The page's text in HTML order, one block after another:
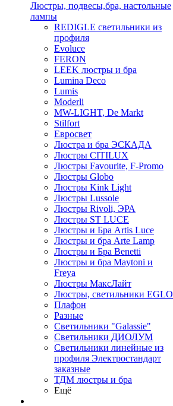
Люстры, подвесы,бра, настольные
лампы
REDIGLE светильники из
профиля
Evoluce
FERON
LEEK люстры и бра
Lumina Deco
Lumis
Moderli
MW-LIGHT, De Markt
Stilfort
Евросвет
Люстра и бра ЭСКАДА
Люстры CITILUX
Люстры Favourite, F-Promo
Люстры Globo
Люстры Kink Light
Люстры Lussole
Люстры Rivoli, ЭРА
Люстры ST LUCE
Люстры и Бра Artis Luce
Люстры и бра Arte Lamp
Люстры и Бра Benetti
Люстры и бра Maytoni и
Freya
Люстры МаксЛайт
Люстры, светильники EGLO
Плафон
Разные
Светильники "Galassie"
Светильники ДИОЛУМ
Светильники линейные из
профиля Электростандарт
заказные
ТДМ люстры и бра
Ещё